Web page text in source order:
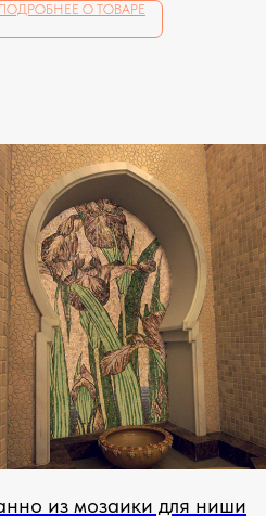
О ТОВАРЕ
из мозаики для ниши